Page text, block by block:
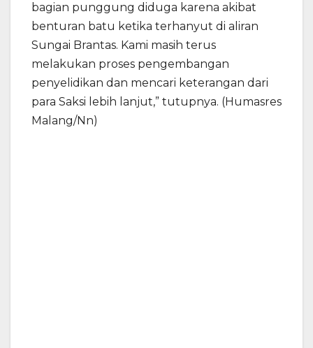
bagian punggung diduga karena akibat
benturan batu ketika terhanyut di aliran
Sungai Brantas. Kami masih terus
melakukan proses pengembangan
penyelidikan dan mencari keterangan dari
para Saksi lebih lanjut,” tutupnya. (Humasres
Malang/Nn)